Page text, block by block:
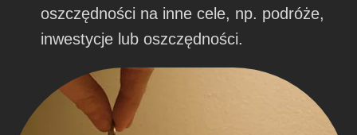
oszczędności na inne cele, np. podróże,
inwestycje lub oszczędności.